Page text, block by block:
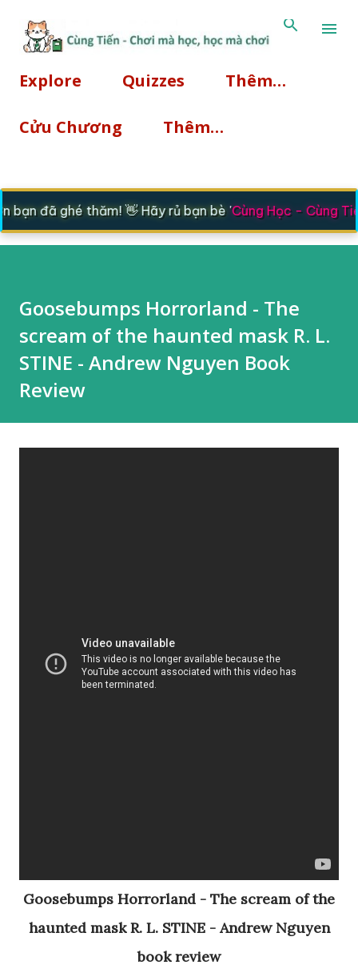
Explore Quizzes Thêm…
Cửu Chương Thêm…
bạn đã ghé thăm! 👋 Hãy rủ bạn bè 'Cùng Học - Cùng
Goosebumps Horrorland - The
scream of the haunted mask R. L.
STINE - Andrew Nguyen Book
Review
Goosebumps Horrorland - The scream of the
haunted mask R. L. STINE - Andrew Nguyen
book review